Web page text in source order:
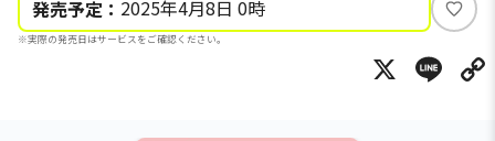
発売予定： 2025年4月8日 0時
※実際の発売日はサービスをご確認ください。
い
ね
X